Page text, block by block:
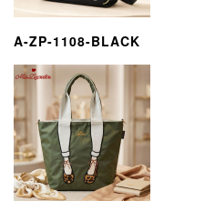
A-ZP-1108-BLACK